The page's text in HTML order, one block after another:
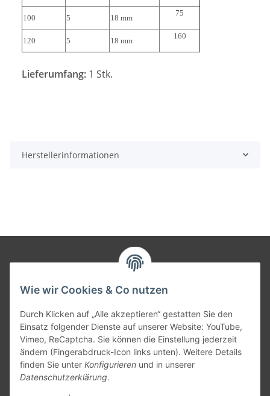
Wie wir Cookies & Co nutzen
Durch Klicken auf „Alle akzeptieren“ gestatten Sie den
Einsatz folgender Dienste auf unserer Website: YouTube,
Vimeo, ReCaptcha. Sie können die Einstellung jederzeit
ändern (Fingerabdruck-Icon links unten). Weitere Details
finden Sie unter Konfigurieren und in unserer
Datenschutzerklärung.
100 5 18 mm
75
120 5 18 mm
160
Lieferumfang: 1 Stk.
Herstellerinformationen
Gesetzliche Informationen
Versandpartner